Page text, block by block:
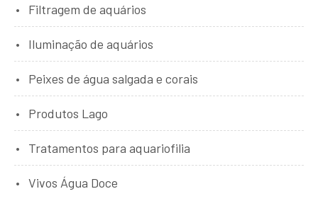
Filtragem de aquários
Iluminação de aquários
Peixes de água salgada e corais
Produtos Lago
Tratamentos para aquariofilia
Vivos Água Doce